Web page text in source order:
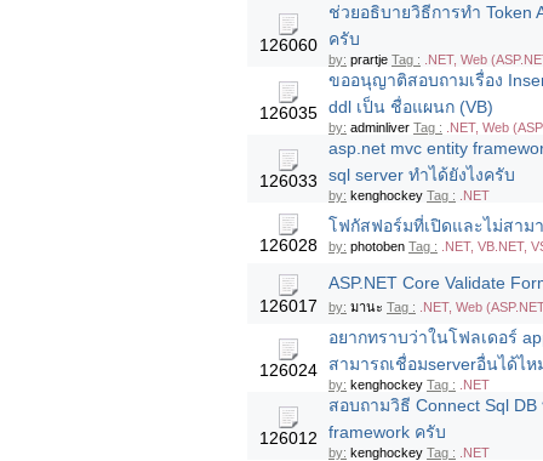
126060
ช่วยอธิบายวิธีการทำ Token
ครับ
by: prartje Tag : .NET, Web
126035
ขออนุญาติสอบถามเรื่อง
ddl เป็น ชื่อแผนก (VB)
by: adminliver Tag : .NET, Web
126033
asp.net mvc entity
sql server ทำได้ยังไงครับ
by: kenghockey Tag : .NET
126028
โฟกัสฟอร์มที่เปิดและไม่สาม
by: photoben Tag : .NET, VB.NET,
126017
ASP.NET Core Validate
by: มานะ Tag : .NET, Web
126024
อยากทราบว่าในโฟลเดอร์
สามารถเชื่อมserverอื่นได้ไห
by: kenghockey Tag : .NET
126012
สอบถามวิธี Connect Sql
framework ครับ
by: kenghockey Tag : .NET